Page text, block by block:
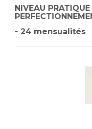
NIVEAU
- 24 mensualités